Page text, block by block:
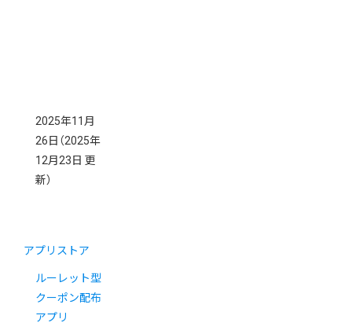
2025年11月
26日 （2025年
12月23日 更
新）
アプリストア
ルーレット型
クーポン配布
アプリ